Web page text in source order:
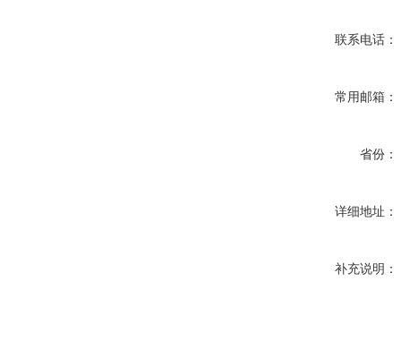
联系电话：
常用邮箱：
省份：
详细地址：
补充说明：